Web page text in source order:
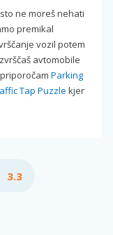
ne moreš nehati
premikal
vozil potem
avtomobile
Parking
Tap Puzzle kjer
3.3